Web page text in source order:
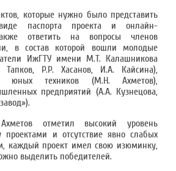
которые нужно было представить
паспорта проекта и онлайн-
ответить на вопросы членов
в состав которой вошли молодые
ИжГТУ имени М.Т. Калашникова
Р.Р. Хасанов, И.А. Кайсина),
юных техников (М.Н. Ахметов),
предприятий (А.А. Кузнецова,
отметил высокий уровень
и отсутствие явно слабых
каждый проект имел свою изюминку,
выделить победителей.